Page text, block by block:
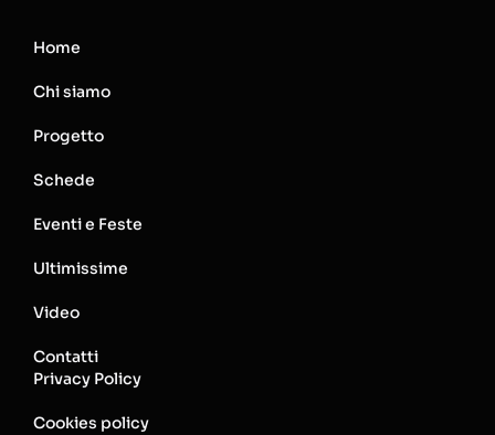
Home
Chi siamo
Progetto
Schede
Eventi e Feste
Ultimissime
Video
Contatti
Privacy Policy
Cookies policy